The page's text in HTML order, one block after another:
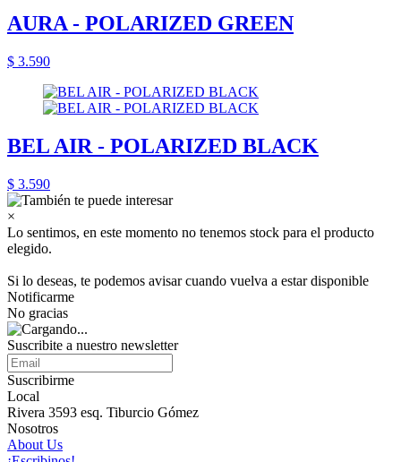
AURA - POLARIZED GREEN
$ 3.590
BEL AIR - POLARIZED BLACK
$ 3.590
×
Lo sentimos, en este momento no tenemos stock para el producto
elegido.
Si lo deseas, te podemos avisar cuando vuelva a estar disponible
Notificarme
No gracias
Suscribite a nuestro newsletter
Suscribirme
Local
Rivera 3593 esq. Tiburcio Gómez
Nosotros
About Us